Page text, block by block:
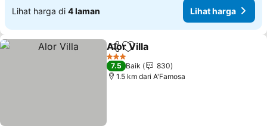
Lihat harga di 4 laman Lihat harga
KongsiTambah ke favorit
Alor Villa
3 Bintang
7.5 Baik
830
1.5 km dari A'Famosa